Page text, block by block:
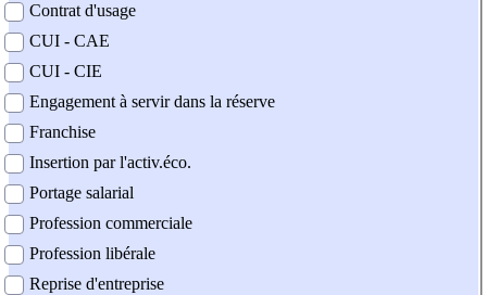
Contrat d'usage
CUI - CAE
CUI - CIE
Engagement à servir dans la réserve
Franchise
Insertion par l'activ.éco.
Portage salarial
Profession commerciale
Profession libérale
Reprise d'entreprise